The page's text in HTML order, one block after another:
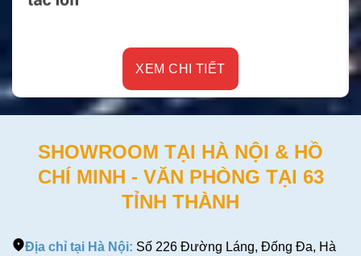
XEM CHI TIẾT
SHOWROOM TẠI HÀ NỘI & HỒ
CHÍ MINH - VĂN PHÒNG TẠI 63
TỈNH THÀNH
Địa chỉ tại Hà Nội: Số 226 Đường Láng, Đống Đa, Hà